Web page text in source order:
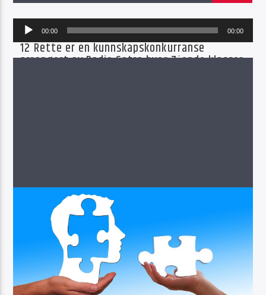
Radio Sotra
Lydavspiller
00:00 00:00
12 Rette er en kunnskapskonkurranse
arrangert av Radio Sotra hvor 7´ende klasser